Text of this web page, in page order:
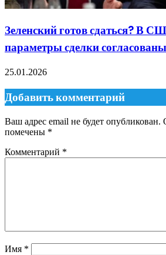
Зеленский готов сдаться? В
параметры сделки согласованы
25.01.2026
Добавить комментарий
Ваш адрес email не будет опубликован.
помечены *
Комментарий *
Имя *